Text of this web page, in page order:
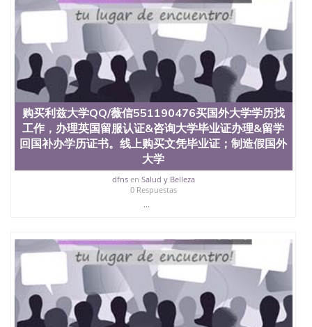
购买利兹大学QQ/薇信551190476买国外大学学历找
工作，办理英国留服认证&咨询大学毕业证办理&留学
回国补办学历证书。线上购买文凭毕业证；制造假国外
大学
dfnsen Salud y Belleza
0 Respuestas
...